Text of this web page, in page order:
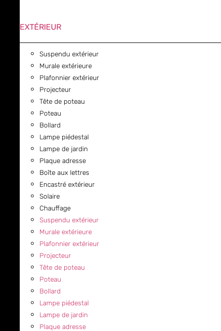
EXTÉRIEUR
Suspendu extérieur
Murale extérieure
Plafonnier extérieur
Projecteur
Tête de poteau
Poteau
Bollard
Lampe piédestal
Lampe de jardin
Plaque adresse
Boîte aux lettres
Encastré extérieur
Solaire
Chauffage
Suspendu extérieur
Murale extérieure
Plafonnier extérieur
Projecteur
Tête de poteau
Poteau
Bollard
Lampe piédestal
Lampe de jardin
Plaque adresse